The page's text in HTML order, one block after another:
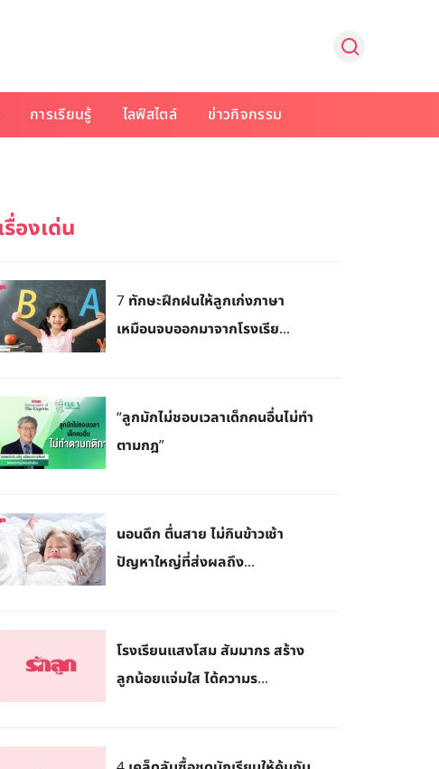
การเรียนรู้ ไลฟ์สไตล์ ข่าวกิจกรรม
7 ทักษะฝึกฝนให้ลูกเก่งภาษา
เหมือนจบออกมาจากโรงเรีย...
“ลูกมักไม่ชอบเวลาเด็กคนอื่นไม่ทำ
ตามกฎ”
นอนดึก ตื่นสาย ไม่กินข้าวเช้า
ปัญหาใหญ่ที่ส่งผลถึง...
โรงเรียนแสงโสม สัมมากร สร้าง
ลูกน้อยแจ่มใส ได้ความร...